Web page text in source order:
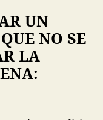
UN
NO SE
LA